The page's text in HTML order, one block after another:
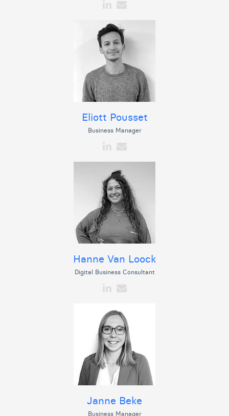
Eliott Pousset
Business Manager
Hanne Van Loock
Digital Business Consultant
Janne Beke
Business Manager